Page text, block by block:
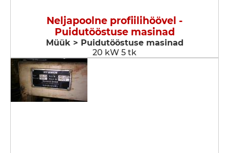
Neljapoolne profiilihöövel -
Puidutööstuse masinad
Müük > Puidutööstuse masinad
20 kW 5 tk